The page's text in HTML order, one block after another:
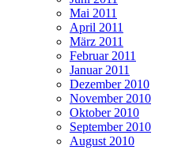
Mai 2011
April 2011
März 2011
Februar 2011
Januar 2011
Dezember 2010
November 2010
Oktober 2010
September 2010
August 2010